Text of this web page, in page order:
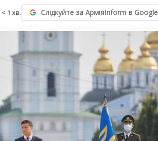
< 1 хв. Слідкуйте за АрміяInform в Google